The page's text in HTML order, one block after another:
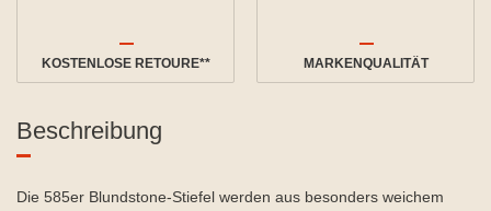
KOSTENLOSE RETOURE** MARKENQUALITÄT
Beschreibung
Die 585er Blundstone-Stiefel werden aus besonders weichem